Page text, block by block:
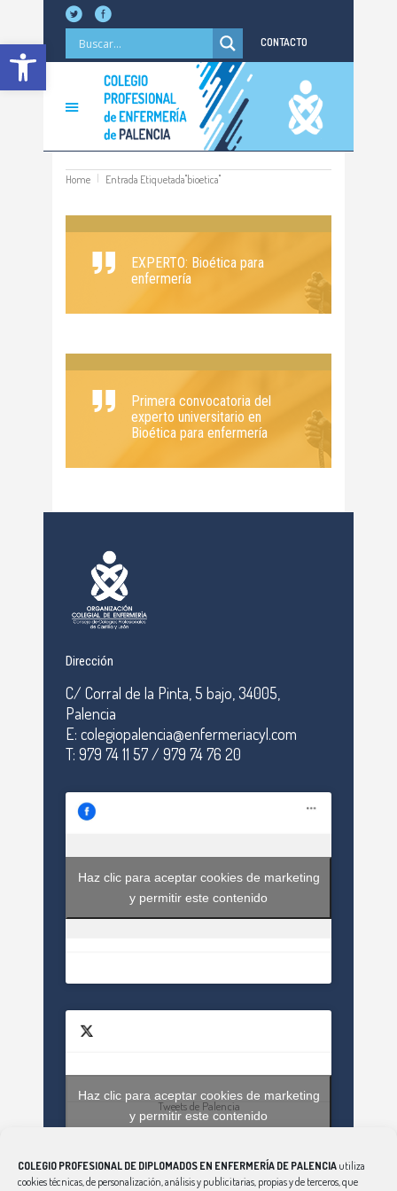
Abrir barra de herramientas
COLEGIO PROFESIONAL DE DIPLOMADOS EN ENFERMERÍA DE PALENCIA utiliza
cookies técnicas, de personalización, análisis y publicitarias, propias y de terceros, que
CONTACTO
Home Entrada Etiquetada"bioetica"
EXPERTO: Bioética para
enfermería
Primera convocatoria del
experto universitario en
Bioética para enfermería
Dirección
C/ Corral de la Pinta, 5 bajo, 34005,
Palencia
E: colegiopalencia@enfermeriacyl.com
T: 979 74 11 57 / 979 74 76 20
Haz clic para aceptar cookies de marketing
y permitir este contenido
Tweets de Palencia
Haz clic para aceptar cookies de marketing
y permitir este contenido